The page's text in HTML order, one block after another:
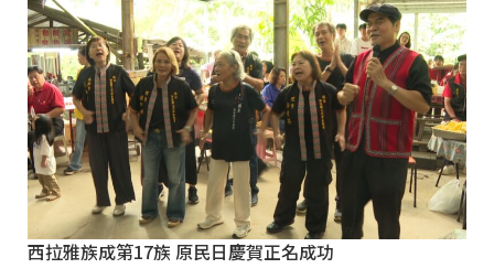
西拉雅族成第17族 原民日慶賀正名成功